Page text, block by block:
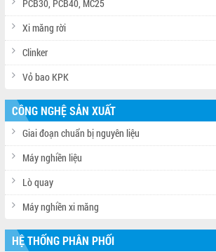
PCB30, PCB40, MC25
Xi măng rời
Clinker
Vỏ bao KPK
CÔNG NGHỆ SẢN XUẤT
Giai đoạn chuẩn bị nguyên liệu
Máy nghiền liệu
Lò quay
Máy nghiền xi măng
HỆ THỐNG PHÂN PHỐI